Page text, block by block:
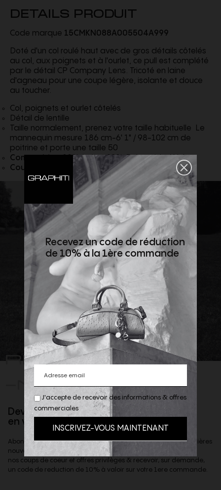
DETAILS PRODUIT
Code marque 15CMKN088A005504A999
Doté d'un col roulé haut avec de gros détails côtelés
au col, aux poignets et à l'ourlet, ce pull est complété
par le détail CP Company Lens. Tricoté en laine
d'agneau pour une coupe légère, isolante et douce
au toucher.
Col, poignets et ourlet côtelés
Détail de lentille
Taille normalement, prenez votre taille habituelle Le
mannequin mesure 186 cm-6' 1" / 98-102 cm de
poitrine et porte une taille 50
Composition
80% Laine, 20% Polyamide / Nylon
Couleur
REJOIGNEZ
-NOUS
Devenez client privilège
en vous inscrivant à la newsletter
Abonnez-vous à notre newsletter afin d'être informé des dernières
nouveautés de la boutique,
nos coups de coeur et offres privilèges & recevoir, sur demande,
un code de reduction de 10% à valoir sur votre 1ere commande.
J'accepte de recevoir des informations & offres
commerciales
Recevez un code de réduction
de 10% à la 1ère commande